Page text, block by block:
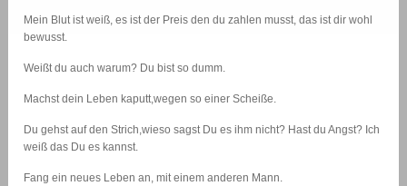
Mein Blut ist weiß, es ist der Preis den du zahlen musst, das ist dir wohl
bewusst.
Weißt du auch warum? Du bist so dumm.
Machst dein Leben kaputt,wegen so einer Scheiße.
Du gehst auf den Strich,wieso sagst Du es ihm nicht? Hast du Angst? Ich
weiß das Du es kannst.
Fang ein neues Leben an, mit einem anderen Mann.